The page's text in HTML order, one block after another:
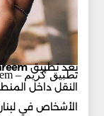
تطبيق كريم – Careem
يعد تطبيق
النقل داخل
الأشخاص في